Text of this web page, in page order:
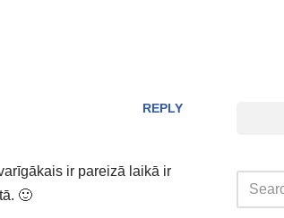
REPLY
ir pareizā laikā ir
🙂